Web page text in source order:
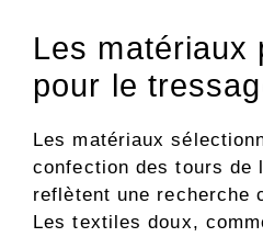
Les matériaux
pour le
Les matériaux
confection des tours de
reflètent une recherche
Les textiles doux,